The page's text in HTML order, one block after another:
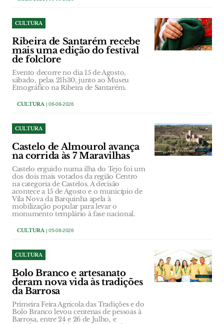
CULTURA
Ribeira de Santarém recebe
mais uma edição do festival
de folclore
Evento decorre no dia 15 de Agosto,
sábado, pelas 21h30, junto ao Museu
Etnográfico na Ribeira de Santarém.
CULTURA| 06-08-2026
CULTURA
Castelo de Almourol avança
na corrida às 7 Maravilhas
Castelo erguido numa ilha do Tejo foi um
dos dois mais votados da região Centro
na categoria de Castelos. A decisão
acontece a 15 de Agosto e o município de
Vila Nova da Barquinha apela à
mobilização popular para levar o
monumento templário à fase nacional.
CULTURA| 05-08-2026
CULTURA
Bolo Branco e artesanato
deram nova vida às tradições
da Barrosa
Primeira Feira Agrícola das Tradições e do
Bolo Branco levou centenas de pessoas à
Barrosa, entre 24 e 26 de Julho, e